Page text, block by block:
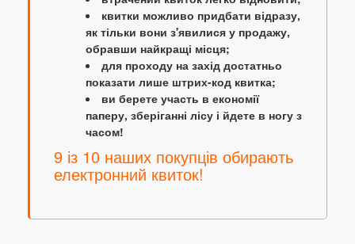
квитки можливо придбати відразу,
як тільки вони з'явилися у продажу,
обравши найкращі місця;
для проходу на захід достатньо
показати лише штрих-код квитка;
ви берете участь в економії
паперу, зберіганні лісу і йдете в ногу з
часом!
9 із 10 наших покупців обирають
електронний квиток!